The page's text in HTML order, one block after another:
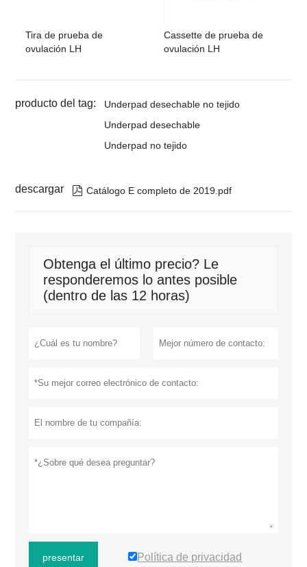
Tira de prueba de
ovulación LH
Cassette de prueba de
ovulación LH
producto del tag:
Underpad desechable no tejido
Underpad desechable
Underpad no tejido
descargar  Catálogo E completo de 2019.pdf
Obtenga el último precio? Le
responderemos lo antes posible
(dentro de las 12 horas)
presentar Política de privacidad